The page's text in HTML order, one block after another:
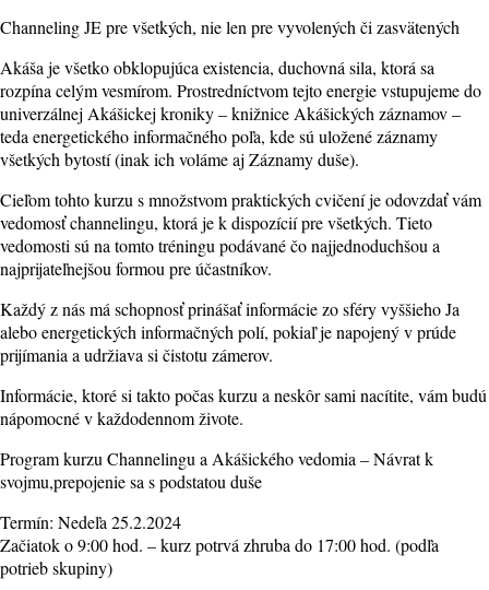
Channeling JE pre všetkých, nie len pre vyvolených či zasvätených
Akáša je všetko obklopujúca existencia, duchovná sila, ktorá sa
rozpína celým vesmírom. Prostredníctvom tejto energie vstupujeme do
univerzálnej Akášickej kroniky – knižnice Akášických záznamov –
teda energetického informačného poľa, kde sú uložené záznamy
všetkých bytostí (inak ich voláme aj Záznamy duše).
Cieľom tohto kurzu s množstvom praktických cvičení je odovzdať vám
vedomosť channelingu, ktorá je k dispozícií pre všetkých. Tieto
vedomosti sú na tomto tréningu podávané čo najjednoduchšou a
najprijateľnejšou formou pre účastníkov.
Každý z nás má schopnosť prinášať informácie zo sféry vyššieho Ja
alebo energetických informačných polí, pokiaľ je napojený v prúde
prijímania a udržiava si čistotu zámerov.
Informácie, ktoré si takto počas kurzu a neskôr sami nacítite, vám budú
nápomocné v každodennom živote.
Program kurzu Channelingu a Akášického vedomia – Návrat k
svojmu,prepojenie sa s podstatou duše
Termín: Nedeľa 25.2.2024
Začiatok o 9:00 hod. – kurz potrvá zhruba do 17:00 hod. (podľa
potrieb skupiny)